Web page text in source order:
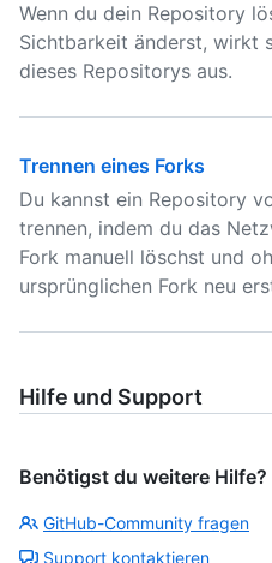
Wenn du dein Repository
Sichtbarkeit änderst, wirkt
dieses Repositorys aus.
Trennen eines Forks
Du kannst ein Repository
trennen, indem du das
Fork manuell löschst und
ursprünglichen Fork neu
Hilfe und Support
Benötigst du weitere Hilfe?
GitHub-Community fragen
Support kontaktieren